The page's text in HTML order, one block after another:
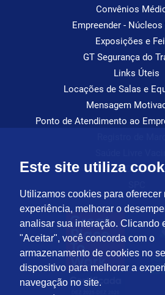
Este site utiliza
Utilizamos cookies para oferecer
experiência, melhorar o
analisar sua interação. Clicando
"Aceitar", você concorda com o
armazenamento de cookies no
dispositivo para melhorar a
navegação no site.
Convênios
Empreender -
Exposições e
GT Segurança do
Links Úteis
Locações de Salas e
Mensagem
Ponto de Atendimento ao
Saúde